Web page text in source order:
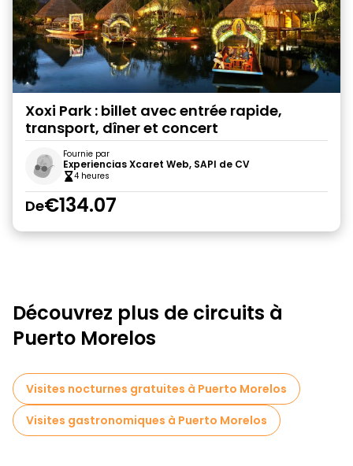
Xoxi Park : billet avec entrée rapide,
transport, dîner et concert
Fournie par
Experiencias Xcaret Web, SAPI de CV
4 heures
De€134.07
Découvrez plus de circuits à
Puerto Morelos
Visites nocturnes gratuites à Puerto Morelos
Visites gastronomiques à Puerto Morelos